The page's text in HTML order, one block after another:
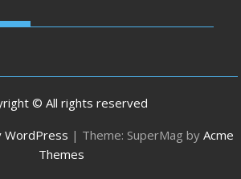
© All rights reserved
WordPress | Theme: SuperMag by Acme
Themes